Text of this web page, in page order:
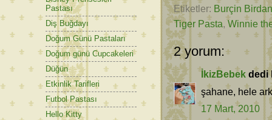
Etiketler: Burçin
Tiger Pasta, Winnie
2 yorum:
İkizBebek dedi
şahane, hele
17 Mart, 2010
Pastası
Diş Buğdayı
Doğum Günü Pastaları
Doğum günü Cupcakeleri
Düğün
Etkinlik Tarifleri
Futbol Pastası
Hello Kitty